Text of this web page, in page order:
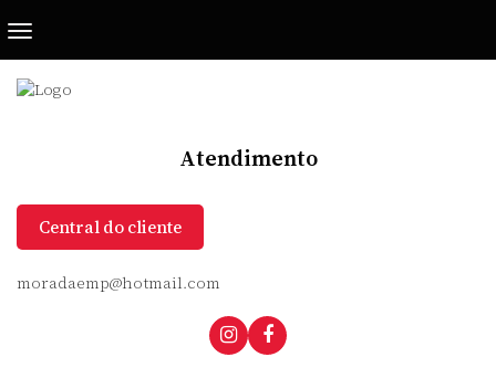
Atendimento
Central do cliente
moradaemp@hotmail.com